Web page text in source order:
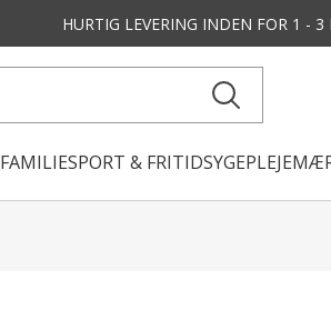
HURTIG LEVERING INDEN FOR 1 - 3
FAMILIESPORT & FRITIDSYGEPLEJE